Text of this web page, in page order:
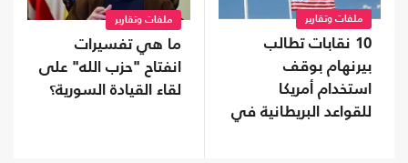
ملفات وتقارير
10 نقابات تطالب
بيرنهام بوقف
استخدام أمريكا
للقواعد البريطانية في
ملفات وتقارير
ما هي تفسيرات
انفتاح "حزب الله" على
لقاء القيادة السورية؟